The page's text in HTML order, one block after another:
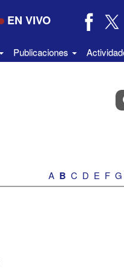
EN VIVO
Publicaciones
A B C D E F G